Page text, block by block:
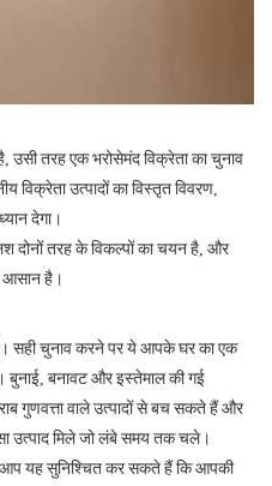
उसी तरह एक भरोसेमंद विक्रेता का चुनाव
विक्रेता उत्पादों का विस्तृत विवरण,
देगा।
दोनों तरह के विकल्पों का चयन है, और
आसान है।
सही चुनाव करने पर ये आपके घर का एक
बुनाई, बनावट और इस्तेमाल की गई
गुणवत्ता वाले उत्पादों से बच सकते हैं और
उत्पाद मिले जो लंबे समय तक चले।
आप यह सुनिश्चित कर सकते हैं कि आपकी